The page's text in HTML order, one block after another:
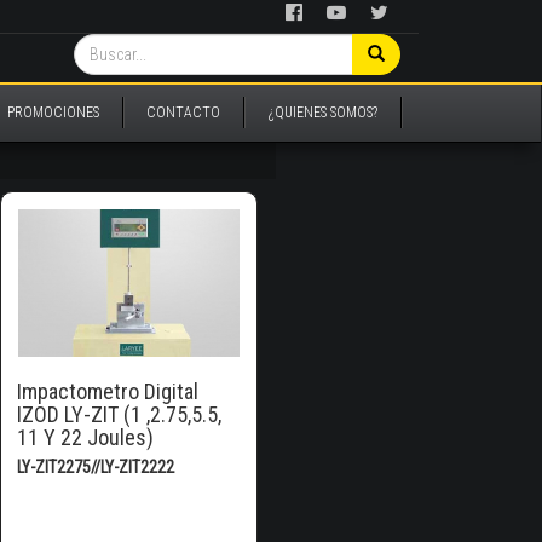
PROMOCIONES CONTACTO ¿QUIENES SOMOS?
Impactometro Digital
IZOD LY-ZIT (1 ,2.75,5.5,
11 Y 22 Joules)
LY-ZIT2275//LY-ZIT2222